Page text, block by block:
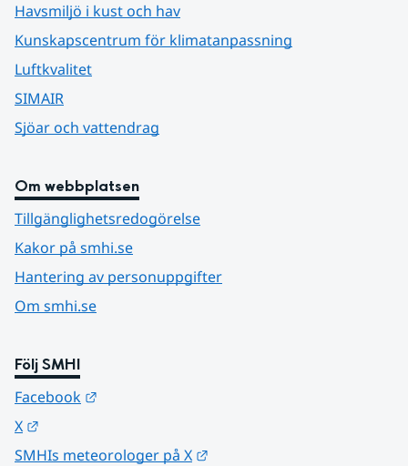
Havsmiljö i kust och hav
Kunskapscentrum för klimatanpassning
Luftkvalitet
SIMAIR
Sjöar och vattendrag
Om webbplatsen
Tillgänglighetsredogörelse
Kakor på smhi.se
Hantering av personuppgifter
Om smhi.se
Följ SMHI
Facebook
X
SMHIs meteorologer på X